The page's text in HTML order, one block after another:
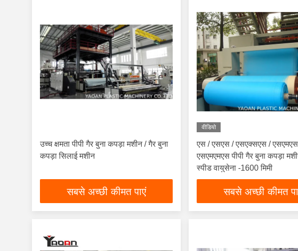
उच्च क्षमता पीपी गैर बुना कपड़ा मशीन / गैर बुना
कपड़ा सिलाई मशीन
सबसे अच्छी कीमत पाएं
वीडियो
एस / एसएस / एसएक्सएस /
एसएमएमएस पीपी गैर बुना कपड़ा
स्पीड वायुसेना -1600 मिमी
सबसे अच्छी कीमत